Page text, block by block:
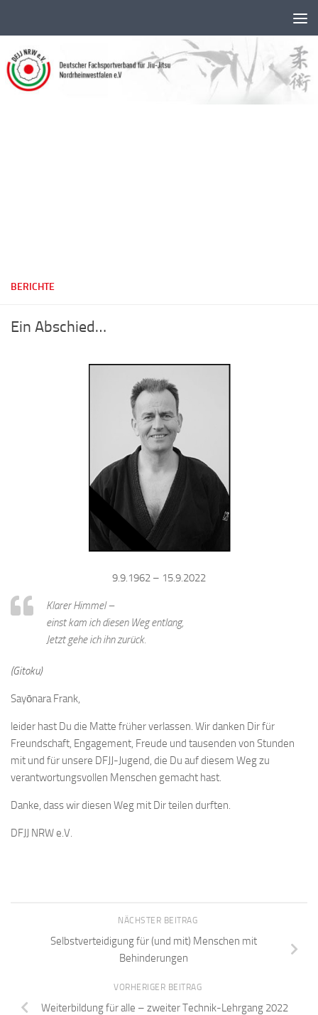
BERICHTE
Ein Abschied…
9.9.1962 – 15.9.2022
Klarer Himmel –
einst kam ich diesen Weg entlang,
Jetzt gehe ich ihn zurück.
(Gitoku)
Sayōnara Frank,
leider hast Du die Matte früher verlassen. Wir danken Dir für
Freundschaft, Engagement, Freude und tausenden von Stunden
mit und für unsere DFJJ-Jugend, die Du auf diesem Weg zu
verantwortungsvollen Menschen gemacht hast.
Danke, dass wir diesen Weg mit Dir teilen durften.
DFJJ NRW e.V.
NÄCHSTER BEITRAG
Selbstverteidigung für (und mit) Menschen mit
Behinderungen
VORHERIGER BEITRAG
Weiterbildung für alle – zweiter Technik-Lehrgang 2022